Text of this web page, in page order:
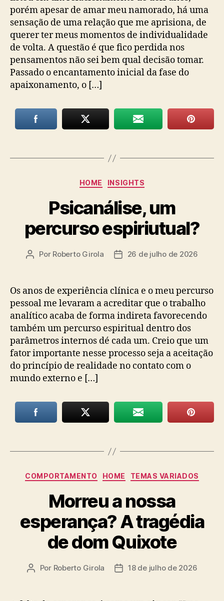
porém apesar de amar meu namorado, há uma
sensação de uma relação que me aprisiona, de
querer ter meus momentos de individualidade
de volta. A questão é que fico perdida nos
pensamentos não sei bem qual decisão tomar.
Passado o encantamento inicial da fase do
apaixonamento, o […]
Categorias
HOME INSIGHTS
Psicanálise, um
percurso espiriutual?
Autor
Por Roberto Girola
Data26 de julho de 2026
Os anos de experiência clínica e o meu percurso
pessoal me levaram a acreditar que o trabalho
analítico acaba de forma indireta favorecendo
também um percurso espiritual dentro dos
parâmetros internos dé cada um. Creio que um
fator importante nesse processo seja a aceitação
do princípio de realidade no contato com o
mundo externo e […]
Categorias
COMPORTAMENTO HOME TEMAS VARIADOS
Morreu a nossa
esperança? A tragédia
de dom Quixote
Autor
Por Roberto Girola
Data18 de julho de 2026